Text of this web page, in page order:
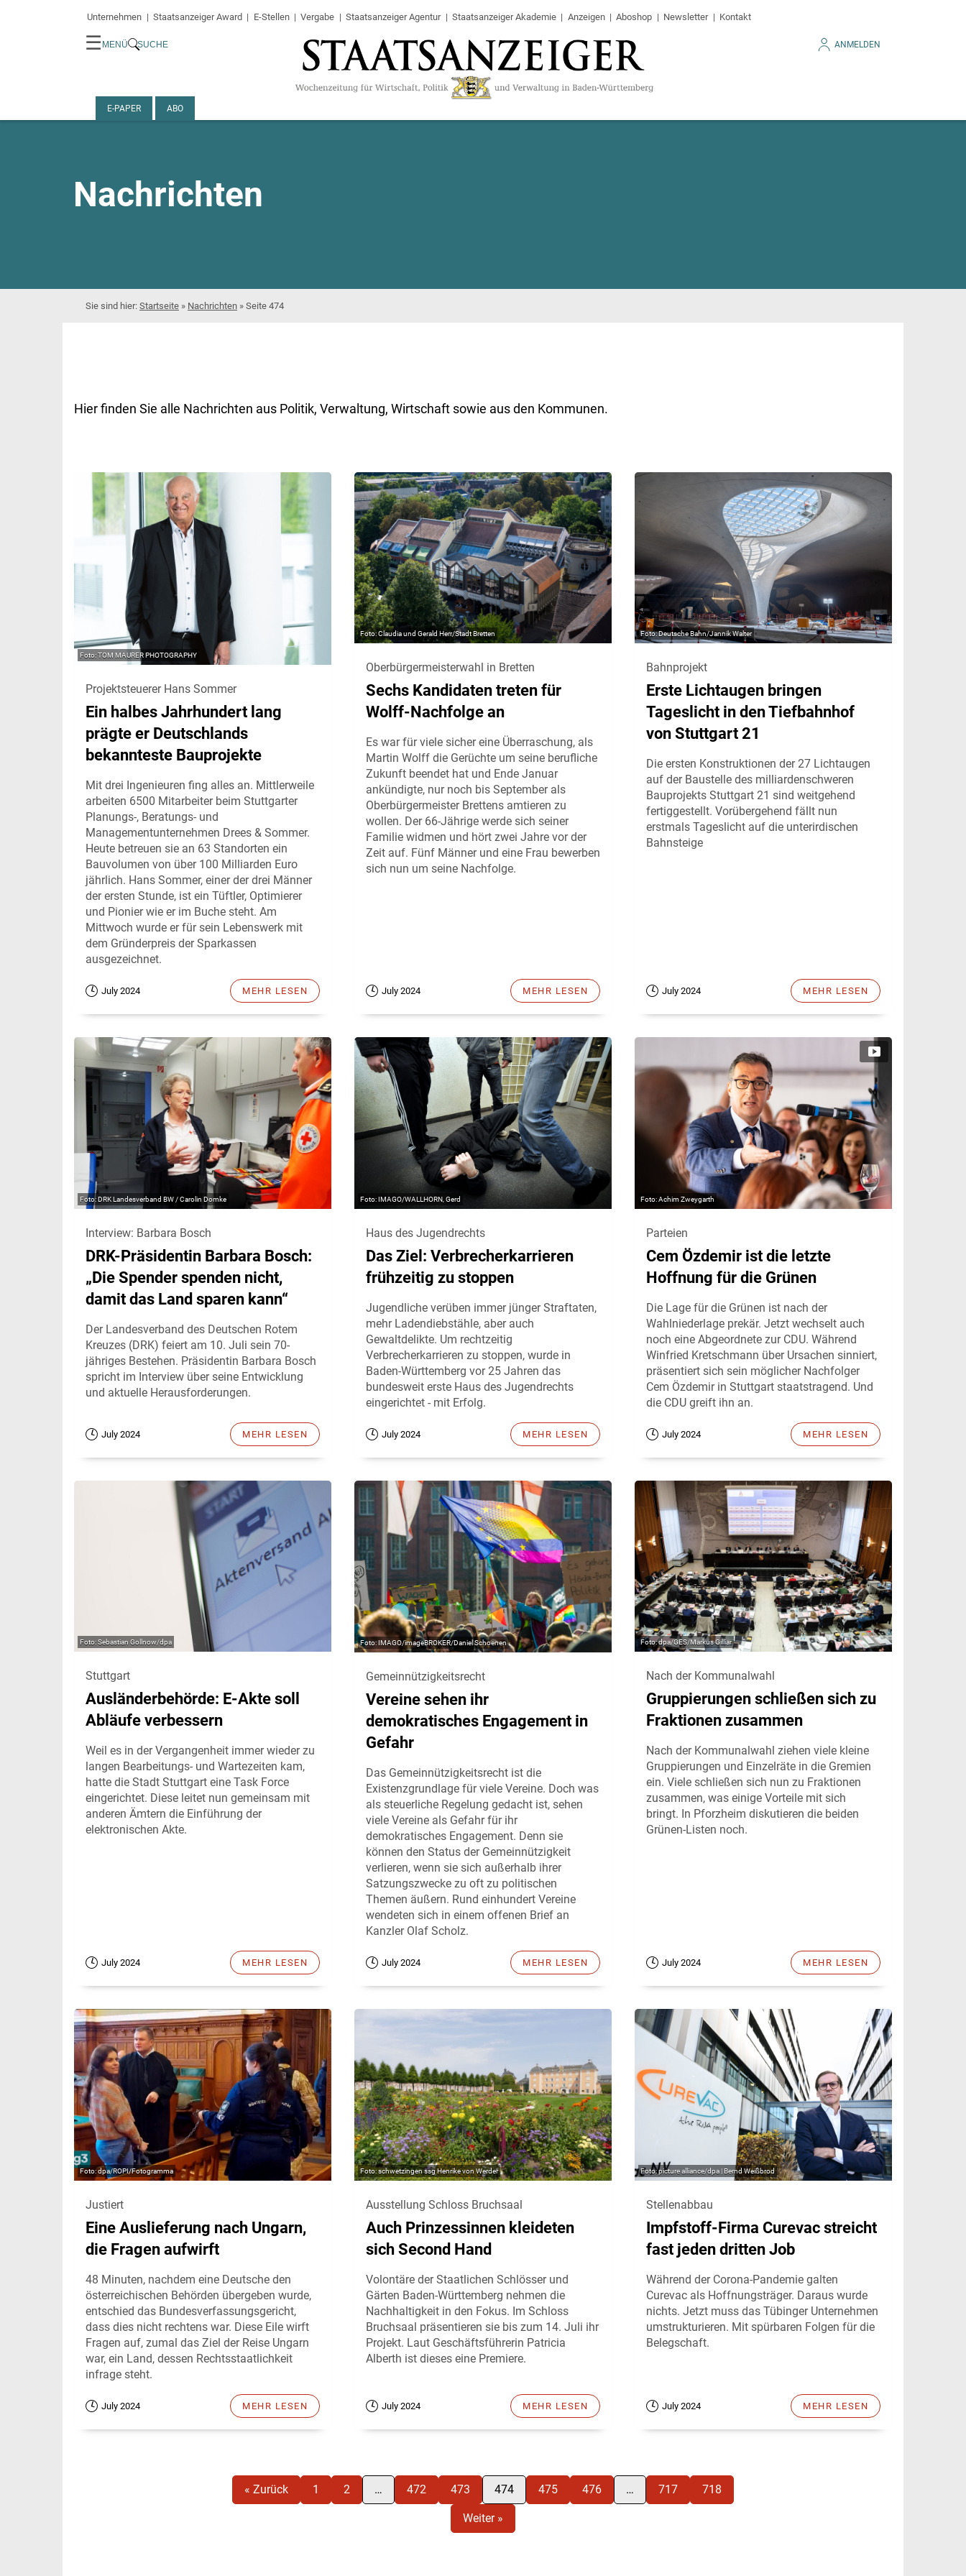
Unternehmen Staatsanzeiger Award E-Stellen Vergabe Staatsanzeiger Agentur Staatsanzeiger Akademie Anzeigen Aboshop Newsletter Kontakt
☰ MENÜ SUCHE ANMELDEN
E-PAPER ABO
Nachrichten
Startseite » Nachrichten » Seite 474
Hier finden Sie alle Nachrichten aus Politik, Verwaltung, Wirtschaft sowie aus den Kommunen.
TOM MAURER PHOTOGRAPHY
Projektsteuerer Hans Sommer
Ein halbes Jahrhundert lang
prägte er Deutschlands
bekannteste Bauprojekte
Mit drei Ingenieuren fing alles an. Mittlerweile
arbeiten 6500 Mitarbeiter beim Stuttgarter
Planungs-, Beratungs- und
Managementunternehmen Drees & Sommer.
Heute betreuen sie an 63 Standorten ein
Bauvolumen von über 100 Milliarden Euro
jährlich. Hans Sommer, einer der drei Männer
der ersten Stunde, ist ein Tüftler, Optimierer
und Pionier wie er im Buche steht. Am
Mittwoch wurde er für sein Lebenswerk mit
dem Gründerpreis der Sparkassen
ausgezeichnet.
July 2024 MEHR LESEN
Claudia und Gerald Herr/Stadt Bretten
Oberbürgermeisterwahl in Bretten
Sechs Kandidaten treten für
Wolff-Nachfolge an
Es war für viele sicher eine Überraschung, als
Martin Wolff die Gerüchte um seine berufliche
Zukunft beendet hat und Ende Januar
ankündigte, nur noch bis September als
Oberbürgermeister Brettens amtieren zu
wollen. Der 66-Jährige werde sich seiner
Familie widmen und hört zwei Jahre vor der
Zeit auf. Fünf Männer und eine Frau bewerben
sich nun um seine Nachfolge.
July 2024 MEHR LESEN
Deutsche Bahn/Jannik Walter
Bahnprojekt
Erste Lichtaugen bringen
Tageslicht in den Tiefbahnhof
von Stuttgart 21
Die ersten Konstruktionen der 27 Lichtaugen
auf der Baustelle des milliardenschweren
Bauprojekts Stuttgart 21 sind weitgehend
fertiggestellt. Vorübergehend fällt nun
erstmals Tageslicht auf die unterirdischen
Bahnsteige
July 2024 MEHR LESEN
DRK Landesverband BW / Carolin Domke
Interview: Barbara Bosch
DRK-Präsidentin Barbara Bosch:
„Die Spender spenden nicht,
damit das Land sparen kann“
Der Landesverband des Deutschen Rotem
Kreuzes (DRK) feiert am 10. Juli sein 70-
jähriges Bestehen. Präsidentin Barbara Bosch
spricht im Interview über seine Entwicklung
und aktuelle Herausforderungen.
July 2024 MEHR LESEN
IMAGO/WALLHORN, Gerd
Haus des Jugendrechts
Das Ziel: Verbrecherkarrieren
frühzeitig zu stoppen
Jugendliche verüben immer jünger Straftaten,
mehr Ladendiebstähle, aber auch
Gewaltdelikte. Um rechtzeitig
Verbrecherkarrieren zu stoppen, wurde in
Baden-Württemberg vor 25 Jahren das
bundesweit erste Haus des Jugendrechts
eingerichtet - mit Erfolg.
July 2024 MEHR LESEN
Achim Zweygarth
Parteien
Cem Özdemir ist die letzte
Hoffnung für die Grünen
Die Lage für die Grünen ist nach der
Wahlniederlage prekär. Jetzt wechselt auch
noch eine Abgeordnete zur CDU. Während
Winfried Kretschmann über Ursachen sinniert,
präsentiert sich sein möglicher Nachfolger
Cem Özdemir in Stuttgart staatstragend. Und
die CDU greift ihn an.
July 2024 MEHR LESEN
Sebastian Gollnow/dpa
Stuttgart
Ausländerbehörde: E-Akte soll
Abläufe verbessern
Weil es in der Vergangenheit immer wieder zu
langen Bearbeitungs- und Wartezeiten kam,
hatte die Stadt Stuttgart eine Task Force
eingerichtet. Diese leitet nun gemeinsam mit
anderen Ämtern die Einführung der
elektronischen Akte.
July 2024 MEHR LESEN
IMAGO/imageBROKER/Daniel Schoenen
Gemeinnützigkeitsrecht
Vereine sehen ihr
demokratisches Engagement in
Gefahr
Das Gemeinnützigkeitsrecht ist die
Existenzgrundlage für viele Vereine. Doch was
als steuerliche Regelung gedacht ist, sehen
viele Vereine als Gefahr für ihr
demokratisches Engagement. Denn sie
können den Status der Gemeinnützigkeit
verlieren, wenn sie sich außerhalb ihrer
Satzungszwecke zu oft zu politischen
Themen äußern. Rund einhundert Vereine
wendeten sich in einem offenen Brief an
Kanzler Olaf Scholz.
July 2024 MEHR LESEN
dpa/GES/Markus Gilliar
Nach der Kommunalwahl
Gruppierungen schließen sich zu
Fraktionen zusammen
Nach der Kommunalwahl ziehen viele kleine
Gruppierungen und Einzelräte in die Gremien
ein. Viele schließen sich nun zu Fraktionen
zusammen, was einige Vorteile mit sich
bringt. In Pforzheim diskutieren die beiden
Grünen-Listen noch.
July 2024 MEHR LESEN
dpa/ROPI/Fotogramma
Justiert
Eine Auslieferung nach Ungarn,
die Fragen aufwirft
48 Minuten, nachdem eine Deutsche den
österreichischen Behörden übergeben wurde,
entschied das Bundesverfassungsgericht,
dass dies nicht rechtens war. Diese Eile wirft
Fragen auf, zumal das Ziel der Reise Ungarn
war, ein Land, dessen Rechtsstaatlichkeit
infrage steht.
July 2024 MEHR LESEN
schwetzingen ssg Henrike von Werder
Ausstellung Schloss Bruchsaal
Auch Prinzessinnen kleideten
sich Second Hand
Volontäre der Staatlichen Schlösser und
Gärten Baden-Württemberg nehmen die
Nachhaltigkeit in den Fokus. Im Schloss
Bruchsaal präsentieren sie bis zum 14. Juli ihr
Projekt. Laut Geschäftsführerin Patricia
Alberth ist dieses eine Premiere.
July 2024 MEHR LESEN
picture alliance/dpa | Bernd Weißbrod
Stellenabbau
Impfstoff-Firma Curevac streicht
fast jeden dritten Job
Während der Corona-Pandemie galten
Curevac als Hoffnungsträger. Daraus wurde
nichts. Jetzt muss das Tübinger Unternehmen
umstrukturieren. Mit spürbaren Folgen für die
Belegschaft.
July 2024 MEHR LESEN
« Zurück 1 2 … 472 473 474 475 476 … 717 718
Weiter »